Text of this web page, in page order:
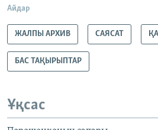
Айдар
ЖАЛПЫ АРХИВ САЯСАТ
БАС ТАҚЫРЫПТАР
Ұқсас